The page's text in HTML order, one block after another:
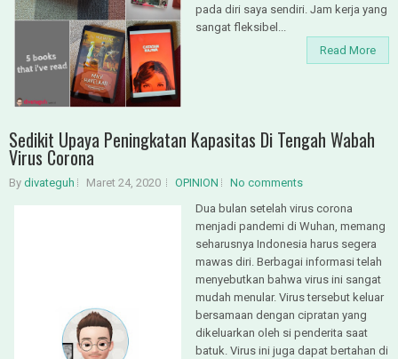
pada diri saya sendiri. Jam kerja yang
sangat fleksibel...
Read More
Sedikit Upaya Peningkatan Kapasitas Di Tengah Wabah
Virus Corona
By divateguh Maret 24, 2020 OPINION
No comments
Dua bulan setelah virus corona
menjadi pandemi di Wuhan, memang
seharusnya Indonesia harus segera
mawas diri. Berbagai informasi telah
menyebutkan bahwa virus ini sangat
mudah menular. Virus tersebut keluar
bersamaan dengan cipratan yang
dikeluarkan oleh si penderita saat
batuk. Virus ini juga dapat bertahan di